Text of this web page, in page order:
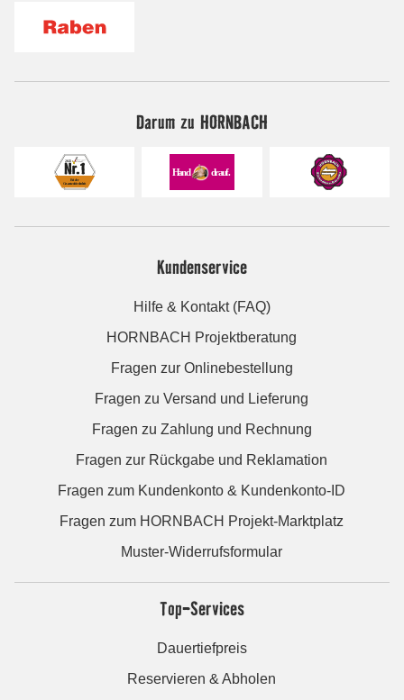
Darum zu HORNBACH
Kundenservice
Hilfe & Kontakt (FAQ)
HORNBACH Projektberatung
Fragen zur Onlinebestellung
Fragen zu Versand und Lieferung
Fragen zu Zahlung und Rechnung
Fragen zur Rückgabe und Reklamation
Fragen zum Kundenkonto & Kundenkonto-ID
Fragen zum HORNBACH Projekt-Marktplatz
Muster-Widerrufsformular
Top-Services
Dauertiefpreis
Reservieren & Abholen